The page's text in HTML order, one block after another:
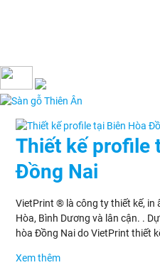
Thiết kế profile
Đồng Nai
VietPrint ® là công ty thiết kế, in
Hòa, Bình Dương và lân cận. .
hòa Đồng Nai do VietPrint thiết
Xem thêm